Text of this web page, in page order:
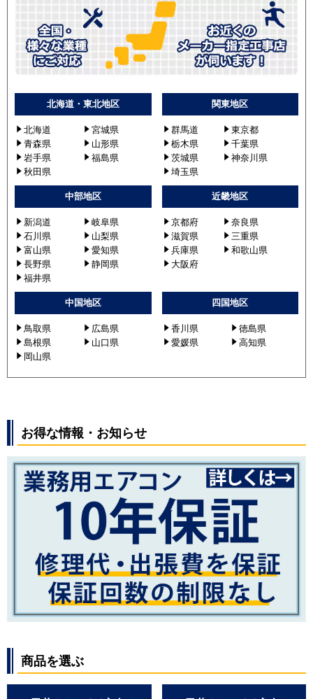
北海道・東北地区
北海道
宮城県
青森県
山形県
岩手県
福島県
秋田県
関東地区
群馬道
東京都
栃木県
千葉県
茨城県
神奈川県
埼玉県
中部地区
新潟道
岐阜県
石川県
山梨県
富山県
愛知県
長野県
静岡県
福井県
近畿地区
京都府
奈良県
滋賀県
三重県
兵庫県
和歌山県
大阪府
中国地区
鳥取県
広島県
島根県
山口県
岡山県
四国地区
香川県
徳島県
愛媛県
高知県
お得な情報・お知らせ
商品を選ぶ